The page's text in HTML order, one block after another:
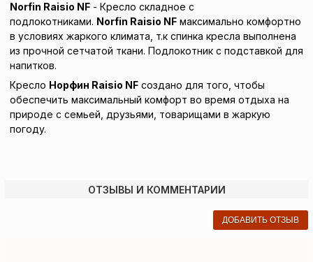
Norfin Raisio NF - Кресло складное с
подлокотниками. Norfin Raisio NF максимально комфортно
в условиях жаркого климата, т.к спинка кресла выполнена
из прочной сетчатой ткани. Подлокотник с подставкой для
напитков.
Кресло Норфин Raisio NF создано для того, чтобы
обеспечить максимальный комфорт во время отдыха на
природе с семьей, друзьями, товарищами в жаркую
погоду.
ОТЗЫВЫ И КОММЕНТАРИИ
ДОБАВИТЬ ОТЗЫВ